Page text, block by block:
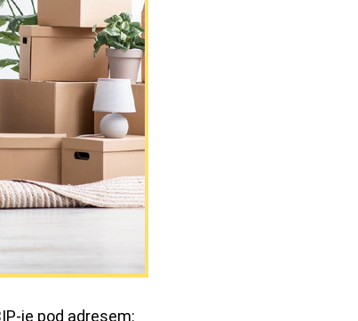
ie pod adresem: